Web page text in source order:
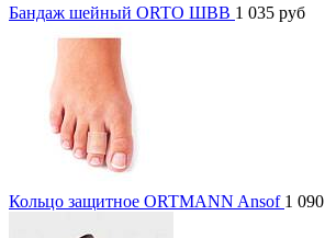
Бандаж шейный ORTO ШВВ 1 035 руб
Кольцо защитное ORTMANN Ansof 1 090